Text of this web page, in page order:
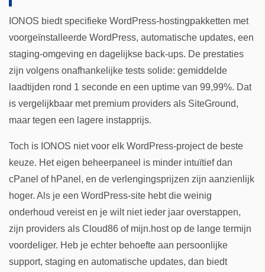
IONOS biedt specifieke WordPress-hostingpakketten met
voorgeïnstalleerde WordPress, automatische updates, een
staging-omgeving en dagelijkse back-ups. De prestaties
zijn volgens onafhankelijke tests solide: gemiddelde
laadtijden rond 1 seconde en een uptime van 99,99%. Dat
is vergelijkbaar met premium providers als SiteGround,
maar tegen een lagere instapprijs.
Toch is IONOS niet voor elk WordPress-project de beste
keuze. Het eigen beheerpaneel is minder intuïtief dan
cPanel of hPanel, en de verlengingsprijzen zijn aanzienlijk
hoger. Als je een WordPress-site hebt die weinig
onderhoud vereist en je wilt niet ieder jaar overstappen,
zijn providers als Cloud86 of mijn.host op de lange termijn
voordeliger. Heb je echter behoefte aan persoonlijke
support, staging en automatische updates, dan biedt